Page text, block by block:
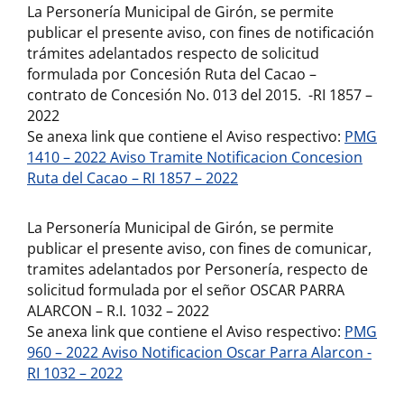
La Personería Municipal de Girón, se permite
publicar el presente aviso, con fines de notificación
trámites adelantados respecto de solicitud
formulada por Concesión Ruta del Cacao –
contrato de Concesión No. 013 del 2015. -RI 1857 –
2022
Se anexa link que contiene el Aviso respectivo: PMG
1410 – 2022 Aviso Tramite Notificacion Concesion
Ruta del Cacao – RI 1857 – 2022
La Personería Municipal de Girón, se permite
publicar el presente aviso, con fines de comunicar,
tramites adelantados por Personería, respecto de
solicitud formulada por el señor OSCAR PARRA
ALARCON – R.I. 1032 – 2022
Se anexa link que contiene el Aviso respectivo: PMG
960 – 2022 Aviso Notificacion Oscar Parra Alarcon -
RI 1032 – 2022